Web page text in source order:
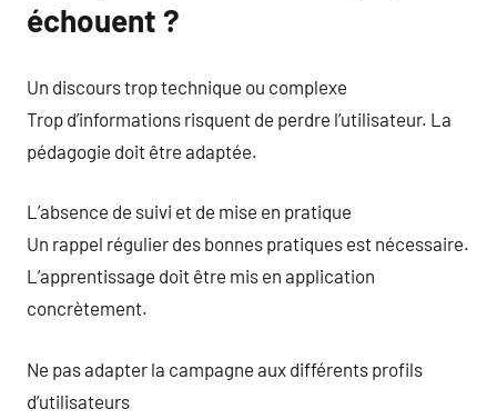
échouent ?
Un discours trop technique ou complexe
Trop d’informations risquent de perdre l’utilisateur. La
pédagogie doit être adaptée.
L’absence de suivi et de mise en pratique
Un rappel régulier des bonnes pratiques est nécessaire.
L’apprentissage doit être mis en application
concrètement.
Ne pas adapter la campagne aux différents profils
d’utilisateurs